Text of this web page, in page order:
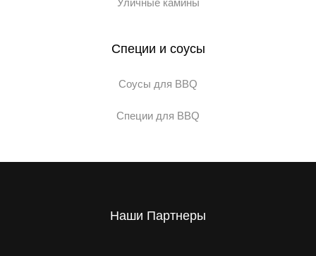
Уличные камины
Специи и соусы
Соусы для BBQ
Специи для BBQ
Наши Партнеры